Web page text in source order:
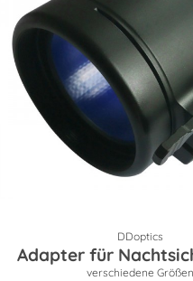
DDoptics
Adapter für
verschiedene Größen